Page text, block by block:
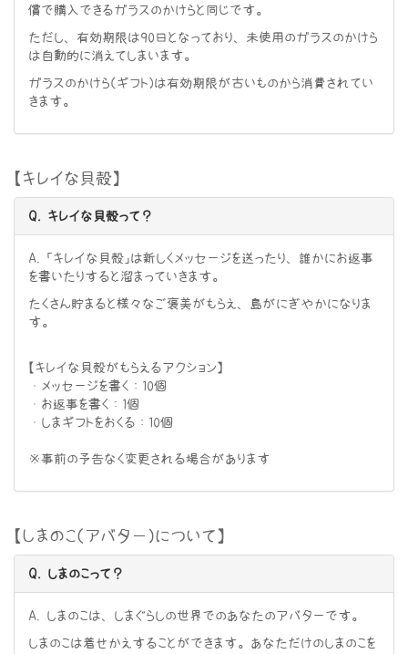
償で購入できるガラスのかけらと同じです。
ただし、有効期限は90日となっており、未使用のガラスのかけら
は自動的に消えてしまいます。
ガラスのかけら（ギフト）は有効期限が古いものから消費されてい
きます。
【キレイな貝殻】
Q. キレイな貝殻って？
A. 「キレイな貝殻」は新しくメッセージを送ったり、誰かにお返事
を書いたりすると溜まっていきます。
たくさん貯まると様々なご褒美がもらえ、島がにぎやかになりま
す。
【キレイな貝殻がもらえるアクション】
・メッセージを書く：10個
・お返事を書く：1個
・しまギフトをおくる：10個
※事前の予告なく変更される場合があります
【しまのこ（アバター）について】
Q. しまのこって？
A. しまのこは、しまぐらしの世界でのあなたのアバターです。
しまのこは着せかえすることができます。あなただけのしまのこを